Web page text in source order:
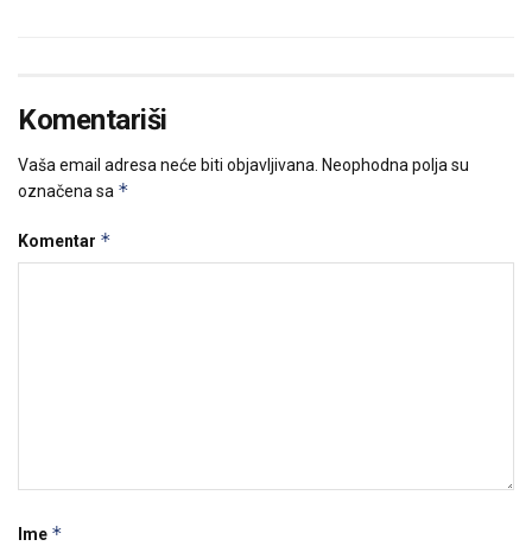
Komentariši
Vaša email adresa neće biti objavljivana. Neophodna polja su
označena sa *
Komentar *
Ime *